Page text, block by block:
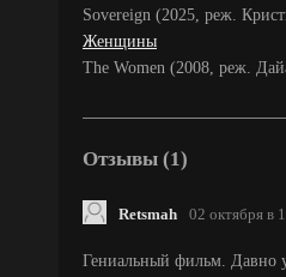
Sovereign (2025, реж.
Женщины
The Women (2008, реж.
Отзывы (1)
Retsmah 02 октября в
Гениальный фильм. Давно